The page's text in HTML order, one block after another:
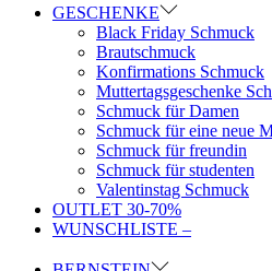
GESCHENKE
Black Friday Schmuck
Brautschmuck
Konfirmations Schmuck
Muttertagsgeschenke
Schmuck für Damen
Schmuck für eine neue
Schmuck für freundin
Schmuck für studenten
Valentinstag Schmuck
OUTLET 30-70%
WUNSCHLISTE –